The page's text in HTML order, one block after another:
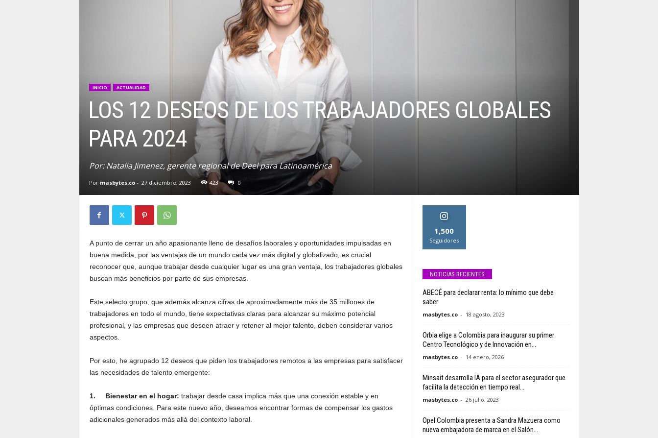
INICIO ACTUALIDAD
LOS 12 DESEOS DE LOS TRABAJADORES GLOBALES
PARA 2024
Por: Natalia Jimenez, gerente regional de Deel para Latinoamérica
Por masbytes.co- 27 diciembre, 2023 423 0
A punto de cerrar un año apasionante lleno de desafíos laborales y oportunidades impulsadas en
buena medida, por las ventajas de un mundo cada vez más digital y globalizado, es crucial
reconocer que, aunque trabajar desde cualquier lugar es una gran ventaja, los trabajadores globales
buscan más beneficios por parte de sus empresas.
Este selecto grupo, que además alcanza cifras de aproximadamente más de 35 millones de
trabajadores en todo el mundo, tiene expectativas claras para alcanzar su máximo potencial
profesional, y las empresas que deseen atraer y retener al mejor talento, deben considerar varios
aspectos.
Por esto, he agrupado 12 deseos que piden los trabajadores remotos a las empresas para satisfacer
las necesidades de talento emergente:
1. Bienestar en el hogar: trabajar desde casa implica más que una conexión estable y en
óptimas condiciones. Para este nuevo año, deseamos encontrar formas de compensar los gastos
adicionales generados más allá del contexto laboral.
1,500
Seguidores
NOTICIAS RECIENTES
ABECÉ para declarar renta: lo mínimo que debe
saber
masbytes.co - 18 agosto, 2023
Orbia elige a Colombia para inaugurar su primer
Centro Tecnológico y de Innovación en...
masbytes.co - 14 enero, 2026
Minsait desarrolla IA para el sector asegurador que
facilita la detección en tiempo real...
masbytes.co - 26 julio, 2023
Opel Colombia presenta a Sandra Mazuera como
nueva embajadora de marca en el Salón...